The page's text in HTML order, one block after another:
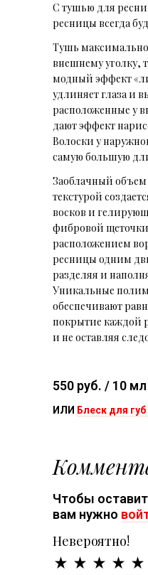
C тушью для
ресницы всегда
Тушь
внешнему уголку,
модный эффект
удлиняет глаза и
расположенные у
дают эффект
Волоски у
самую большую
Заоблачный объем
текстурой
восков и
фибровой
расположением
ресницы одним
разделяя и
Уникальные
обеспечивают
покрытие каждой
и не оставляя
550 руб. / 10 мл
ИЛИ Блеск для
Чтобы
вам нужно
Невероятно!